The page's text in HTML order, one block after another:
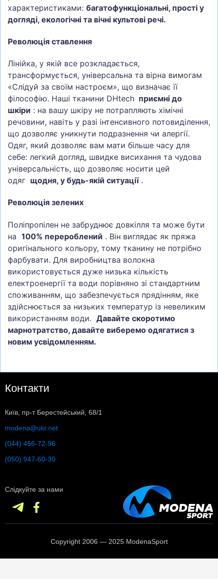
характеристиками: багатофункціональні, прості у
догляді, екологічні та вічні культові речі.
Революція ставлення
Лінійка, у якій все розкладається,
трансформується, універсальна та вірна вимогам
«Слідуй за своїм настроєм», що визначає її
філософію. Наші тканини DHtech приємні до
шкіри : на вашу шкіру не потрапляють хімічні
речовини, навіть у разі інтенсивного потовиділення,
що дозволяє уникнути подразнення чи алергії.
Одяг, який дозволяє вам мати більше часу для
себе: легкий догляд, швидке висихання та чудова
універсальність, що дозволяє носити цей
одяг щодня, у будь-якій ситуації.
Революція зелених
Поліпропілен не забруднює довкілля та може бути
на 100% перероблений . Він виглядає як пряжа
оригінального кольору, тому тканину не потрібно
фарбувати. Для виробництва волокна
використовується дуже низька кількість
електроенергії та води порівняно зі стандартним
споживанням, що забезпечується прядінням, яке
здійснюється за низьких температур із невеликим
використанням води. Давайте скоротимо
марнотратство, давайте виберемо одягатися з
новим усвідомленням.
Контакти
Київ, пр-т Берестейський, 68/1
modena@ukr.net
(044) 456-72-96
(050) 947-60-30
Слідкуйте за нами
Copyright 2006 — 2025 ModenaSport